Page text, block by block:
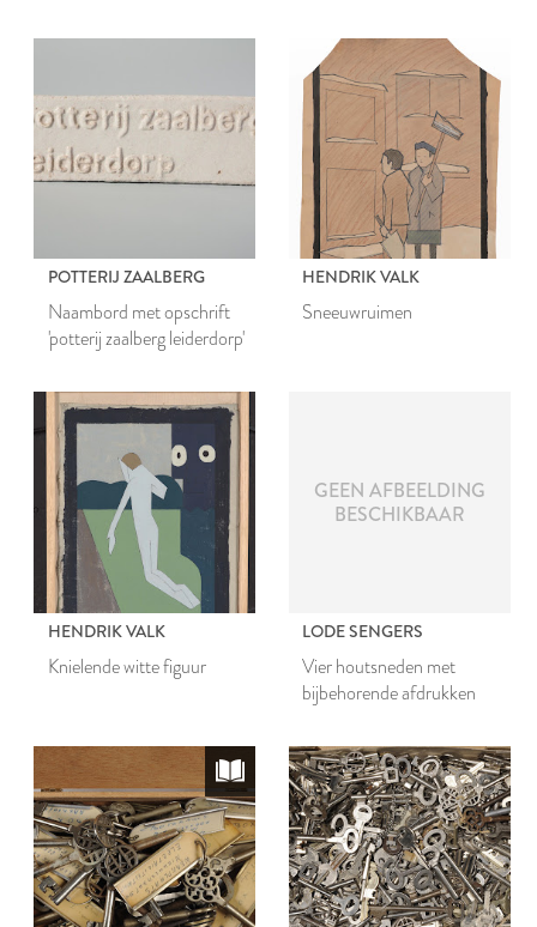
POTTERIJ ZAALBERG
Naambord met opschrift
'potterij zaalberg leiderdorp'
HENDRIK VALK
Sneeuwruimen
HENDRIK VALK
Knielende witte figuur
GEEN AFBEELDING
BESCHIKBAAR
LODE SENGERS
Vier houtsneden met
bijbehorende afdrukken